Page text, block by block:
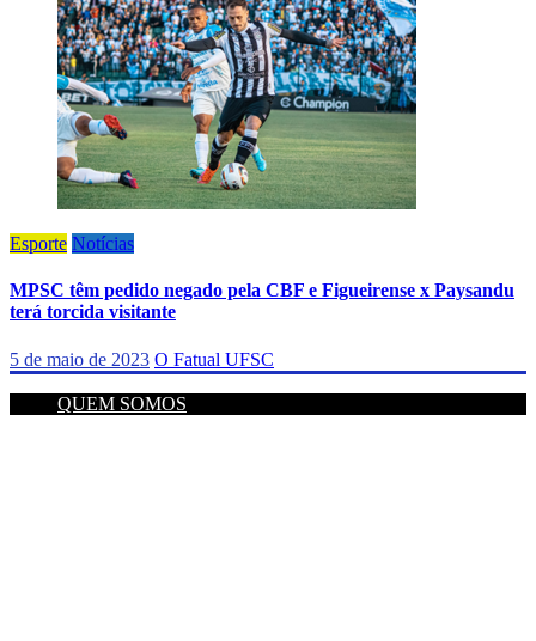
Esporte Notícias
MPSC têm pedido negado pela CBF e Figueirense x Paysandu
terá torcida visitante
5 de maio de 2023 O Fatual UFSC
QUEM SOMOS